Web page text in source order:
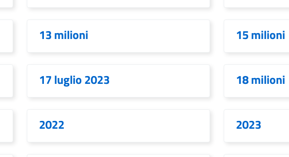
13 milioni 15 milioni
17 luglio 2023 18 milioni
2022 2023